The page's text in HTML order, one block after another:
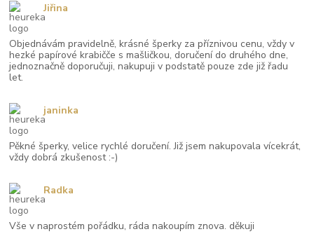
Objednávám pravidelně, krásné šperky za příznivou cenu, vždy v
hezké papírové krabičče s mašličkou, doručení do druhého dne,
jednoznačně doporučuji, nakupuji v podstatě pouze zde již řadu
let.
Jiřina
Pěkné šperky, velice rychlé doručení. Již jsem nakupovala vícekrát,
vždy dobrá zkušenost :-)
janinka
Vše v naprostém pořádku, ráda nakoupím znova. děkuji
Radka